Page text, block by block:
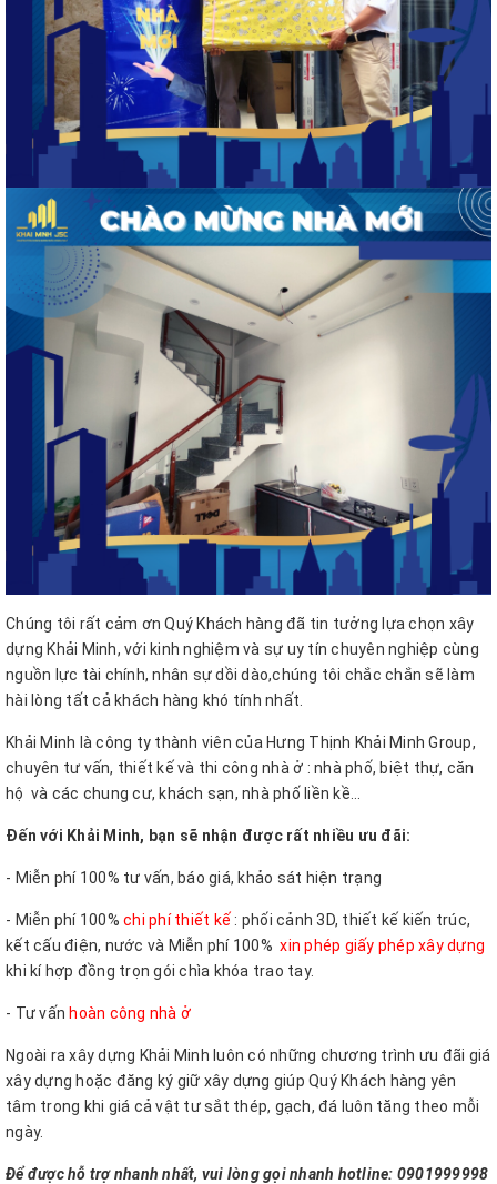
Chúng tôi rất cảm ơn Quý Khách hàng đã tin tưởng lựa chọn xây
dựng Khải Minh, với kinh nghiệm và sự uy tín chuyên nghiệp cùng
nguồn lực tài chính, nhân sự dồi dào,chúng tôi chắc chắn sẽ làm
hài lòng tất cả khách hàng khó tính nhất.
Khải Minh là công ty thành viên của Hưng Thịnh Khải Minh Group,
chuyên tư vấn, thiết kế và thi công nhà ở : nhà phố, biệt thự, căn
hộ và các chung cư, khách sạn, nhà phố liền kề...
Đến với Khải Minh, bạn sẽ nhận được rất nhiều ưu đãi:
- Miễn phí 100% tư vấn, báo giá, khảo sát hiện trạng
- Miễn phí 100% chi phí thiết kế : phối cảnh 3D, thiết kế kiến trúc,
kết cấu điện, nước và Miễn phí 100%xin phép giấy phép xây dựng
khi kí hợp đồng trọn gói chìa khóa trao tay.
- Tư vấn hoàn công nhà ở
Ngoài ra xây dựng Khải Minh luôn có những chương trình ưu đãi giá
xây dựng hoặc đăng ký giữ xây dựng giúp Quý Khách hàng yên
tâm trong khi giá cả vật tư sắt thép, gạch, đá luôn tăng theo mỗi
ngày.
Để được hỗ trợ nhanh nhất, vui lòng gọi nhanh hotline: 0901999998